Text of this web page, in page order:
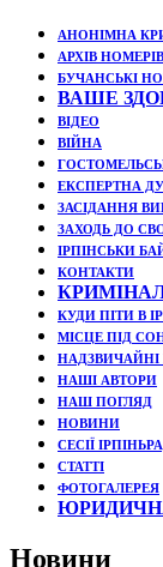
АНОНІМНА
АРХІВ НОМЕРІВ
БУЧАНСЬКІ
ВАШЕ
ВІДЕО
ВІЙНА
ЕКСПЕРТНА
ЗАСІДАННЯ
ЗАХОДЬ ДО
ІРПІНСЬКИ
КОНТАКТИ
КУДИ ПІТИ В
МІСЦЕ ПІД
НАДЗВИЧАЙНІ
НАШІ АВТОРИ
НАШ ПОГЛЯД
НОВИНИ
СЕСІЇ
СТАТТІ
ФОТОГАЛЕРЕЯ
Новини